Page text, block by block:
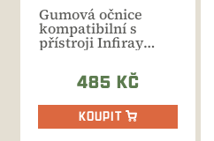
Gumová očnice
kompatibilní s
přístroji Infiray
TUBE řady TD a TL.
Kroužek se...
485 KČ
KOUPIT